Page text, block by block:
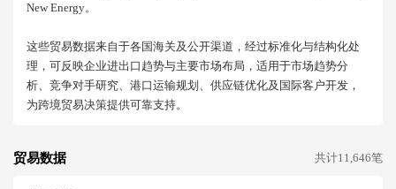
New Energy。
这些贸易数据来自于各国海关及公开渠道，经过标准化与结构化处
理，可反映企业进出口趋势与主要市场布局，适用于市场趋势分
析、竞争对手研究、港口运输规划、供应链优化及国际客户开发，
为跨境贸易决策提供可靠支持。
贸易数据 共计11,646笔